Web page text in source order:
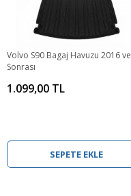
Volvo S90 Bagaj Havuzu 2016 ve
Sonrası
1.099,00 TL
SEPETE EKLE